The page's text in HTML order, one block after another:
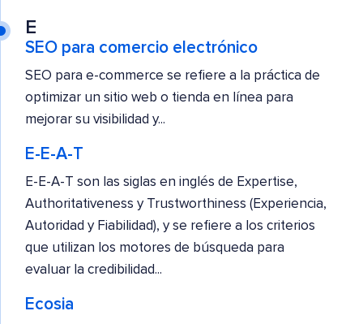
E
SEO para comercio electrónico
SEO para e-commerce se refiere a la práctica de
optimizar un sitio web o tienda en línea para
mejorar su visibilidad y...
E-E-A-T
E-E-A-T son las siglas en inglés de Expertise,
Authoritativeness y Trustworthiness (Experiencia,
Autoridad y Fiabilidad), y se refiere a los criterios
que utilizan los motores de búsqueda para
evaluar la credibilidad...
Ecosia